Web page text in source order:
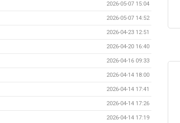
2026-05-07 15:04
2026-05-07 14:52
2026-04-23 12:51
2026-04-20 16:40
2026-04-16 09:33
2026-04-14 18:00
2026-04-14 17:41
2026-04-14 17:26
2026-04-14 17:19